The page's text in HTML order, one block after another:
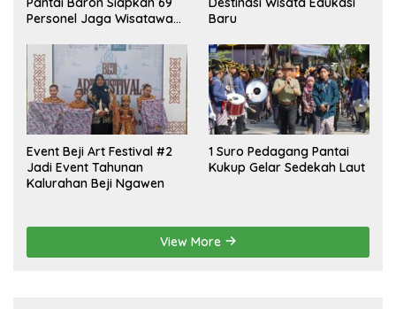
Personel Jaga Wisatawan
Baru
Event Beji Art Festival #2
Jadi Event Tahunan
Kalurahan Beji Ngawen
1 Suro Pedagang Pantai
Kukup Gelar Sedekah Laut
View More